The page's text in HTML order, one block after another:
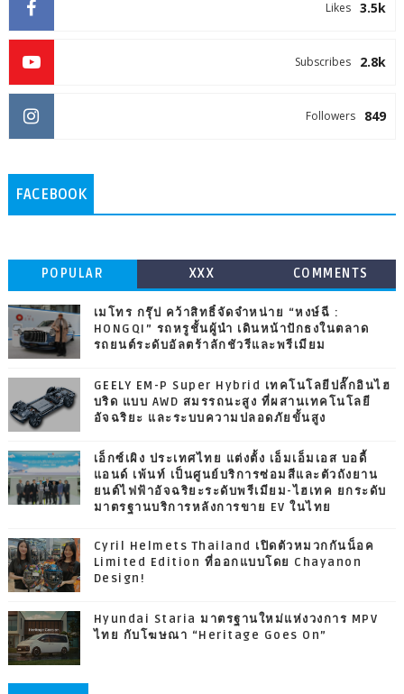
3.5k
Likes
2.8k
Subscribes
849
Followers
FACEBOOK
POPULAR XXX COMMENTS
เมโทร กรุ๊ป คว้าสิทธิ์จัดจำหน่าย “หงษ์ฉี :
HONGQI” รถหรูชั้นผู้นำ เดินหน้าปักธงในตลาด
รถยนต์ระดับอัลตร้าลักชัวรีและพรีเมียม
GEELY EM-P Super Hybrid เทคโนโลยีปลั๊กอินไฮ
บริด แบบ AWD สมรรถนะสูง ที่ผสานเทคโนโลยี
อัจฉริยะ และระบบความปลอดภัยขั้นสูง
เอ็กซ์เผิง ประเทศไทย แต่งตั้ง เอ็มเอ็มเอส บอดี้
แอนด์ เพ้นท์ เป็นศูนย์บริการซ่อมสีและตัวถังยาน
ยนต์ไฟฟ้าอัจฉริยะระดับพรีเมียม-ไฮเทค ยกระดับ
มาตรฐานบริการหลังการขาย EV ในไทย
Cyril Helmets Thailand เปิดตัวหมวกกันน็อค
Limited Edition ที่ออกแบบโดย Chayanon
Design!
Hyundai Staria มาตรฐานใหม่แห่งวงการ MPV
ไทย กับโฆษณา “Heritage Goes On”